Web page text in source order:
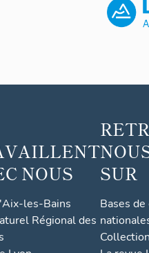
NOUS
les-Bains
Régional des
SUR
Bases